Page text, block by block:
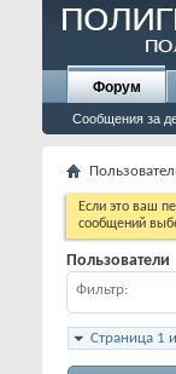
Форум
Сообщения за
Если это ваш
сообщений
Пользователи
Фильтр
Страница 1